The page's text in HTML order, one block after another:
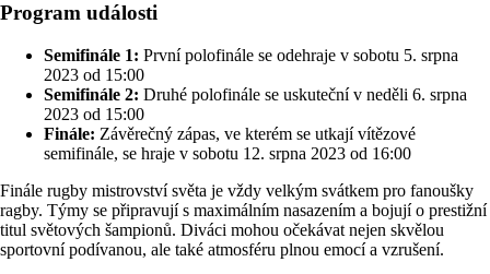
Program události
Semifinále 1: První polofinále se odehraje v sobotu 5. srpna
2023 od 15:00
Semifinále 2: Druhé polofinále se uskuteční v neděli 6. srpna
2023 od 15:00
Finále: Závěrečný zápas, ve kterém se utkají vítězové
semifinále, se hraje v sobotu 12. srpna 2023 od 16:00
Finále rugby mistrovství světa je vždy velkým svátkem pro fanoušky
ragby. Týmy se připravují s maximálním nasazením a bojují o prestižní
titul světových šampionů. Diváci mohou očekávat nejen skvělou
sportovní podívanou, ale také atmosféru plnou emocí a vzrušení.